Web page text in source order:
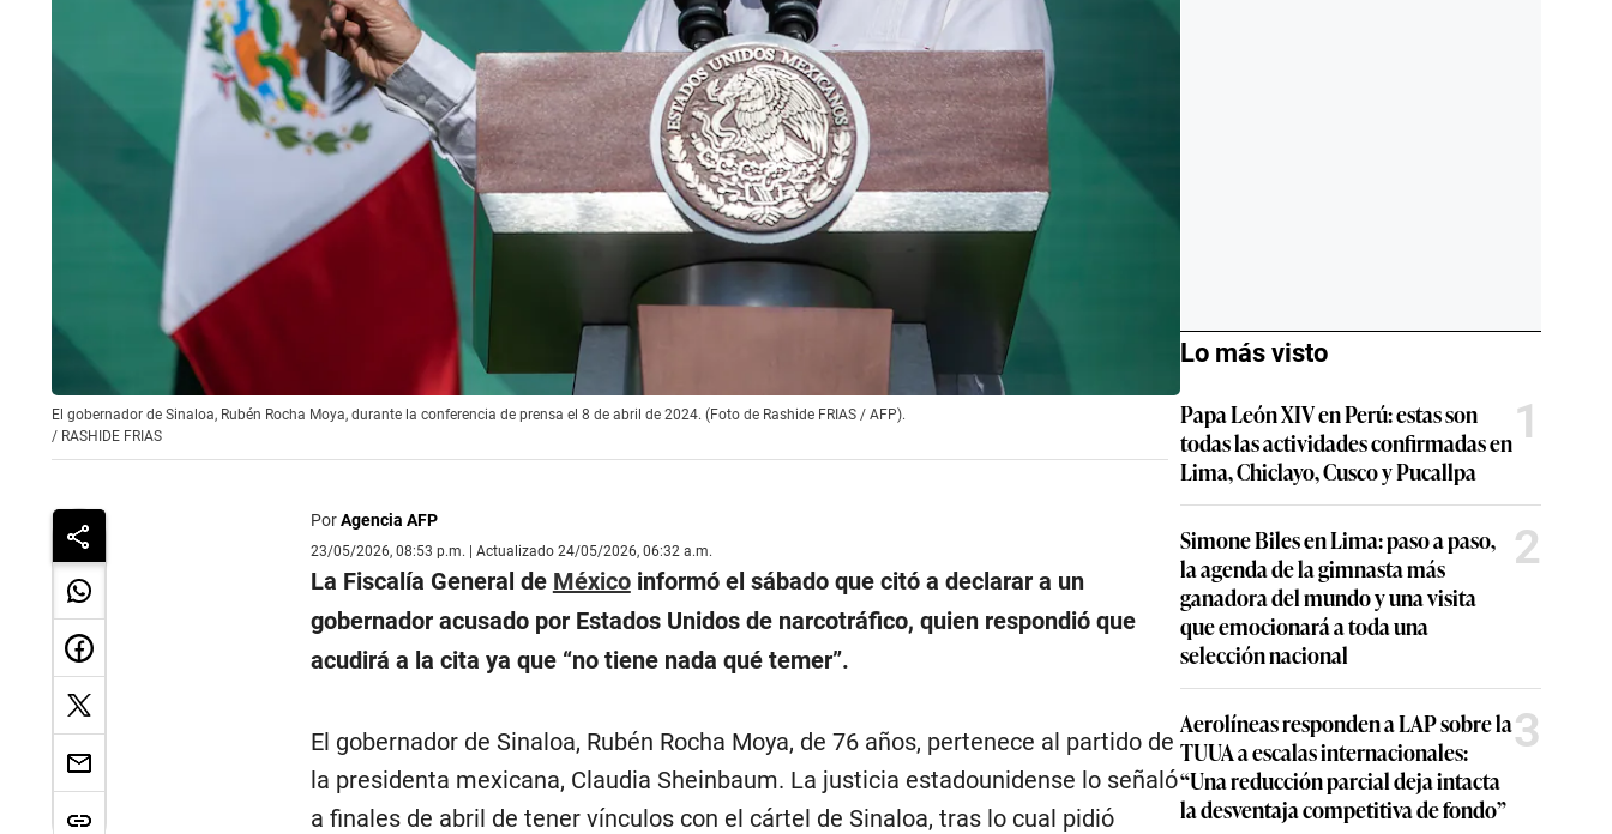
El gobernador de Sinaloa, Rubén Rocha Moya, durante la conferencia de prensa el 8 de abril de 2024. (Foto de Rashide FRIAS / AFP).
/ RASHIDE FRIAS
PorAgencia AFP
23/05/2026, 08:53 p.m. | Actualizado 24/05/2026, 06:32 a.m.
La Fiscalía General de Méxicoinformó el sábado que citó a declarar a un
gobernador acusado por Estados Unidos de narcotráfico, quien respondió que
acudirá a la cita ya que “no tiene nada qué temer”.
El gobernador de Sinaloa, Rubén Rocha Moya, de 76 años, pertenece al partido de
la presidenta mexicana, Claudia Sheinbaum. La justicia estadounidense lo señaló
a finales de abril de tener vínculos con el cártel de Sinaloa, tras lo cual pidió
Lo más visto
Papa León XIV en Perú: estas son
todas las actividades confirmadas en
Lima, Chiclayo, Cusco y Pucallpa
1
Simone Biles en Lima: paso a paso,
la agenda de la gimnasta más
ganadora del mundo y una visita
que emocionará a toda una
selección nacional
2
Aerolíneas responden a LAP sobre la
TUUA a escalas internacionales:
“Una reducción parcial deja intacta
la desventaja competitiva de fondo”
3